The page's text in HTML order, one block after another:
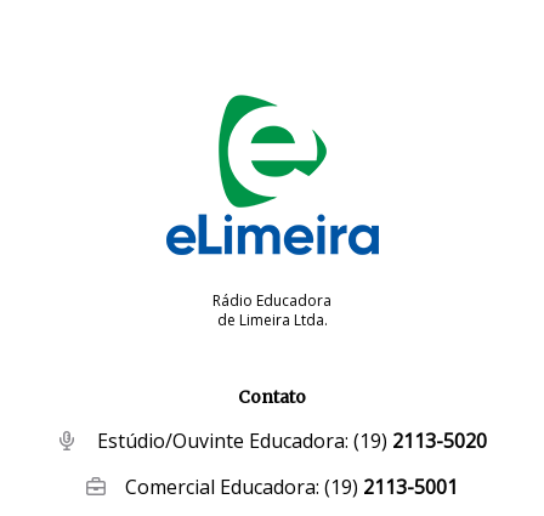
Rádio Educadora
de Limeira Ltda.
Contato
Estúdio/Ouvinte Educadora: (19) 2113-5020
Comercial Educadora:(19) 2113-5001